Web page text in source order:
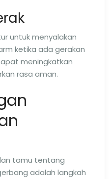
untuk menyalakan
ketika ada gerakan
meningkatkan
rasa aman.
tamu tentang
adalah langkah